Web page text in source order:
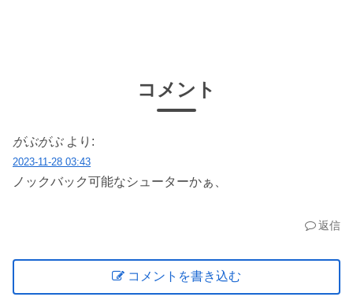
コメント
がぶがぶ より:
2023-11-28 03:43
ノックバック可能なシューターかぁ、
返信
コメントを書き込む